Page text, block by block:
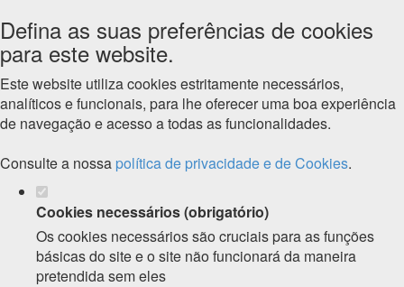
Defina as suas preferências de cookies
para este website.
Este website utiliza cookies estritamente necessários,
analíticos e funcionais, para lhe oferecer uma boa experiência
de navegação e acesso a todas as funcionalidades.
Consulte a nossa política de privacidade e de Cookies.
Cookies necessários (obrigatório)
Os cookies necessários são cruciais para as funções
básicas do site e o site não funcionará da maneira
pretendida sem eles